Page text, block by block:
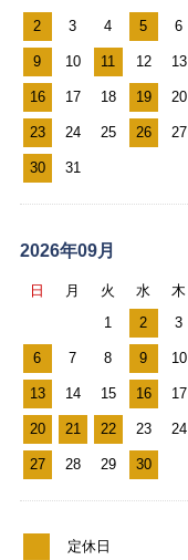
ル
カ
レ
ン
ダ
ー
2 3 4 5 6
9 10 11 12 13
16 17 18 19 20
23 24 25 26 27
30 31
2026年09月
日 月 火 水 木
1
2 3
6 7 8 9 10
13 14 15 16 17
20 21 22 23 24
27 28 29 30
定休日